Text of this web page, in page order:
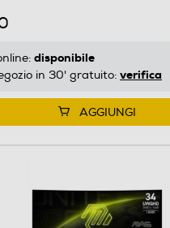
disponibile
in 30' gratuito: verifica
AGGIUNGI